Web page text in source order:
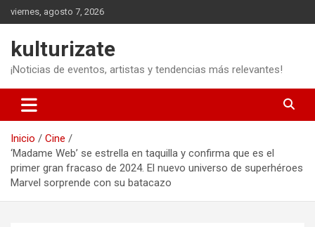
Saltar
al
viernes, agosto 7, 2026
kulturizate
¡Noticias de eventos, artistas y tendencias más relevantes!
Inicio
Cine
‘Madame Web’ se estrella en taquilla y confirma que es el
primer gran fracaso de 2024. El nuevo universo de superhéroes
Marvel sorprende con su batacazo